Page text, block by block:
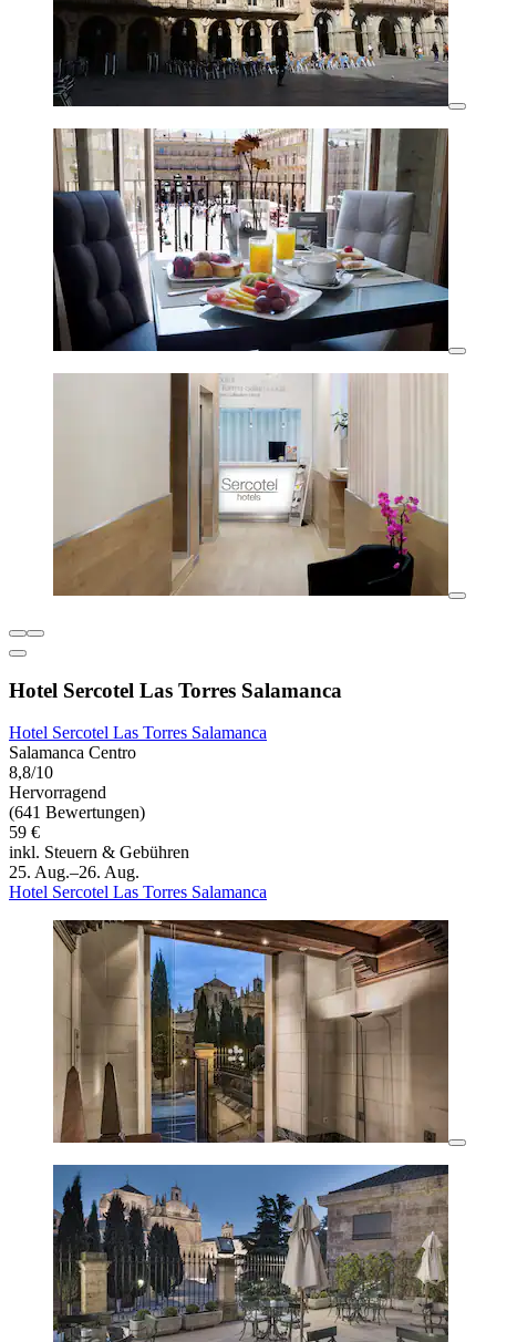
Hotel Sercotel Las Torres Salamanca
Hotel Sercotel Las Torres Salamanca
Salamanca Centro
8,8/10
Hervorragend
(641 Bewertungen)
59 €
inkl. Steuern & Gebühren
25. Aug.–26. Aug.
Hotel Sercotel Las Torres Salamanca